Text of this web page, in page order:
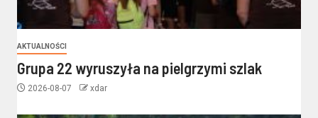
AKTUALNOŚCI
Grupa 22 wyruszyła na pielgrzymi szlak
2026-08-07 xdar